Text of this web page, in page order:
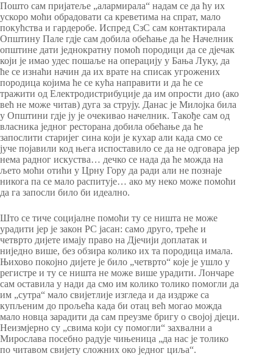
Пошто сам пријатеље „алармирала“ надам се да ћу их
ускоро моћи обрадовати са креветима на спрат, мало
покућства и гардеробе. Испред СзС сам контактирала
Општину Пале гдје сам добила обећање да ће Начелник
општине дати једнократну помоћ породици да се дјечак
који је имао удес пошаље на операцију у Бања Луку, да
ће се изнаћи начин да их врате на списак угрожених
породица којима ће се кућа направити и да ће се
тражити од Електродистрибуције да им опрости дио (ако
већ не може читав) дуга за струју. Данас је Милојка била
у Општини гдје ју је очекивао начелник. Такође сам од
власника једног ресторана добила обећање да ће
запослити старијег сина који је кухар али када смо се
јуче појавили код њега испоставило се да не одговара јер
нема радног искуства… дечко се нада да ће можда на
љето моћи отићи у Црну Гору да ради али не познаје
никога па се мало распитује… ако му неко може помоћи
да га запосли било би идеално.
Што се тиче социјалне помоћи ту се ништа не може
урадити јер је закон РС јасан: само друго, треће и
четврто дијете имају право на Дјечији доплатак и
ниједно више, без обзира колико их та породица имала.
Њихово покојно дијете је било „четврто“ које је ушло у
регистре и ту се ништа не може више урадити. Лончаре
сам оставила у нади да смо им колико толико помогли да
им „сутра“ мало свијетлије изгледа и да издрже са
купљеним до прољећа када би отац већ могао можда
мало новца зарадити да сам преузме бригу о својој дјеци.
Неизмјерно су „свима који су помогли“ захвални а
Мирослава посебно радује чињеница „да нас је толико
по читавом свијету сложних око једног циља“.